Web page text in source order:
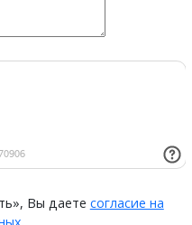
Вы даете согласие на